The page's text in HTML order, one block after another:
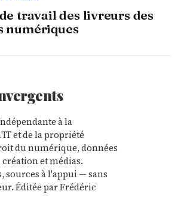
travail des livreurs des
numériques
à la
et de la propriété
du numérique, données
et médias.
sources à l'appui — sans
Éditée par Frédéric